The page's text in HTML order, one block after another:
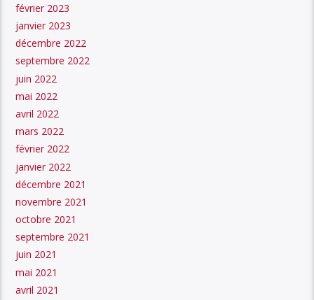
février 2023
janvier 2023
décembre 2022
septembre 2022
juin 2022
mai 2022
avril 2022
mars 2022
février 2022
janvier 2022
décembre 2021
novembre 2021
octobre 2021
septembre 2021
juin 2021
mai 2021
avril 2021